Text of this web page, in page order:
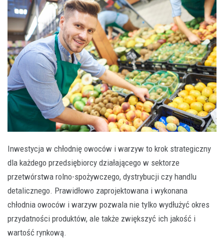
Inwestycja w chłodnię owoców i warzyw to krok strategiczny
dla każdego przedsiębiorcy działającego w sektorze
przetwórstwa rolno-spożywczego, dystrybucji czy handlu
detalicznego. Prawidłowo zaprojektowana i wykonana
chłodnia owoców i warzyw pozwala nie tylko wydłużyć okres
przydatności produktów, ale także zwiększyć ich jakość i
wartość rynkową.